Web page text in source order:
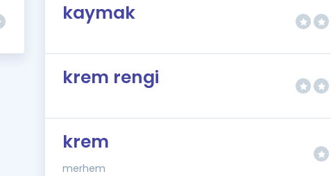
kaymak
krem rengi
krem
merhem